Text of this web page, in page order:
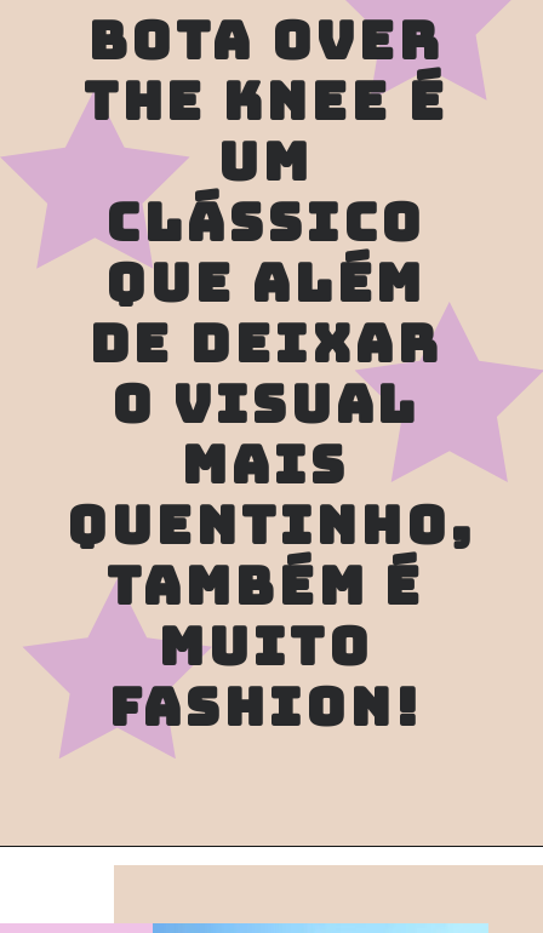
BOTA OVER
THE KNEE É
UM
CLÁSSICO
QUE ALÉM
DE DEIXAR
O VISUAL
MAIS
QUENTINHO,
TAMBÉM É
MUITO
FASHION!